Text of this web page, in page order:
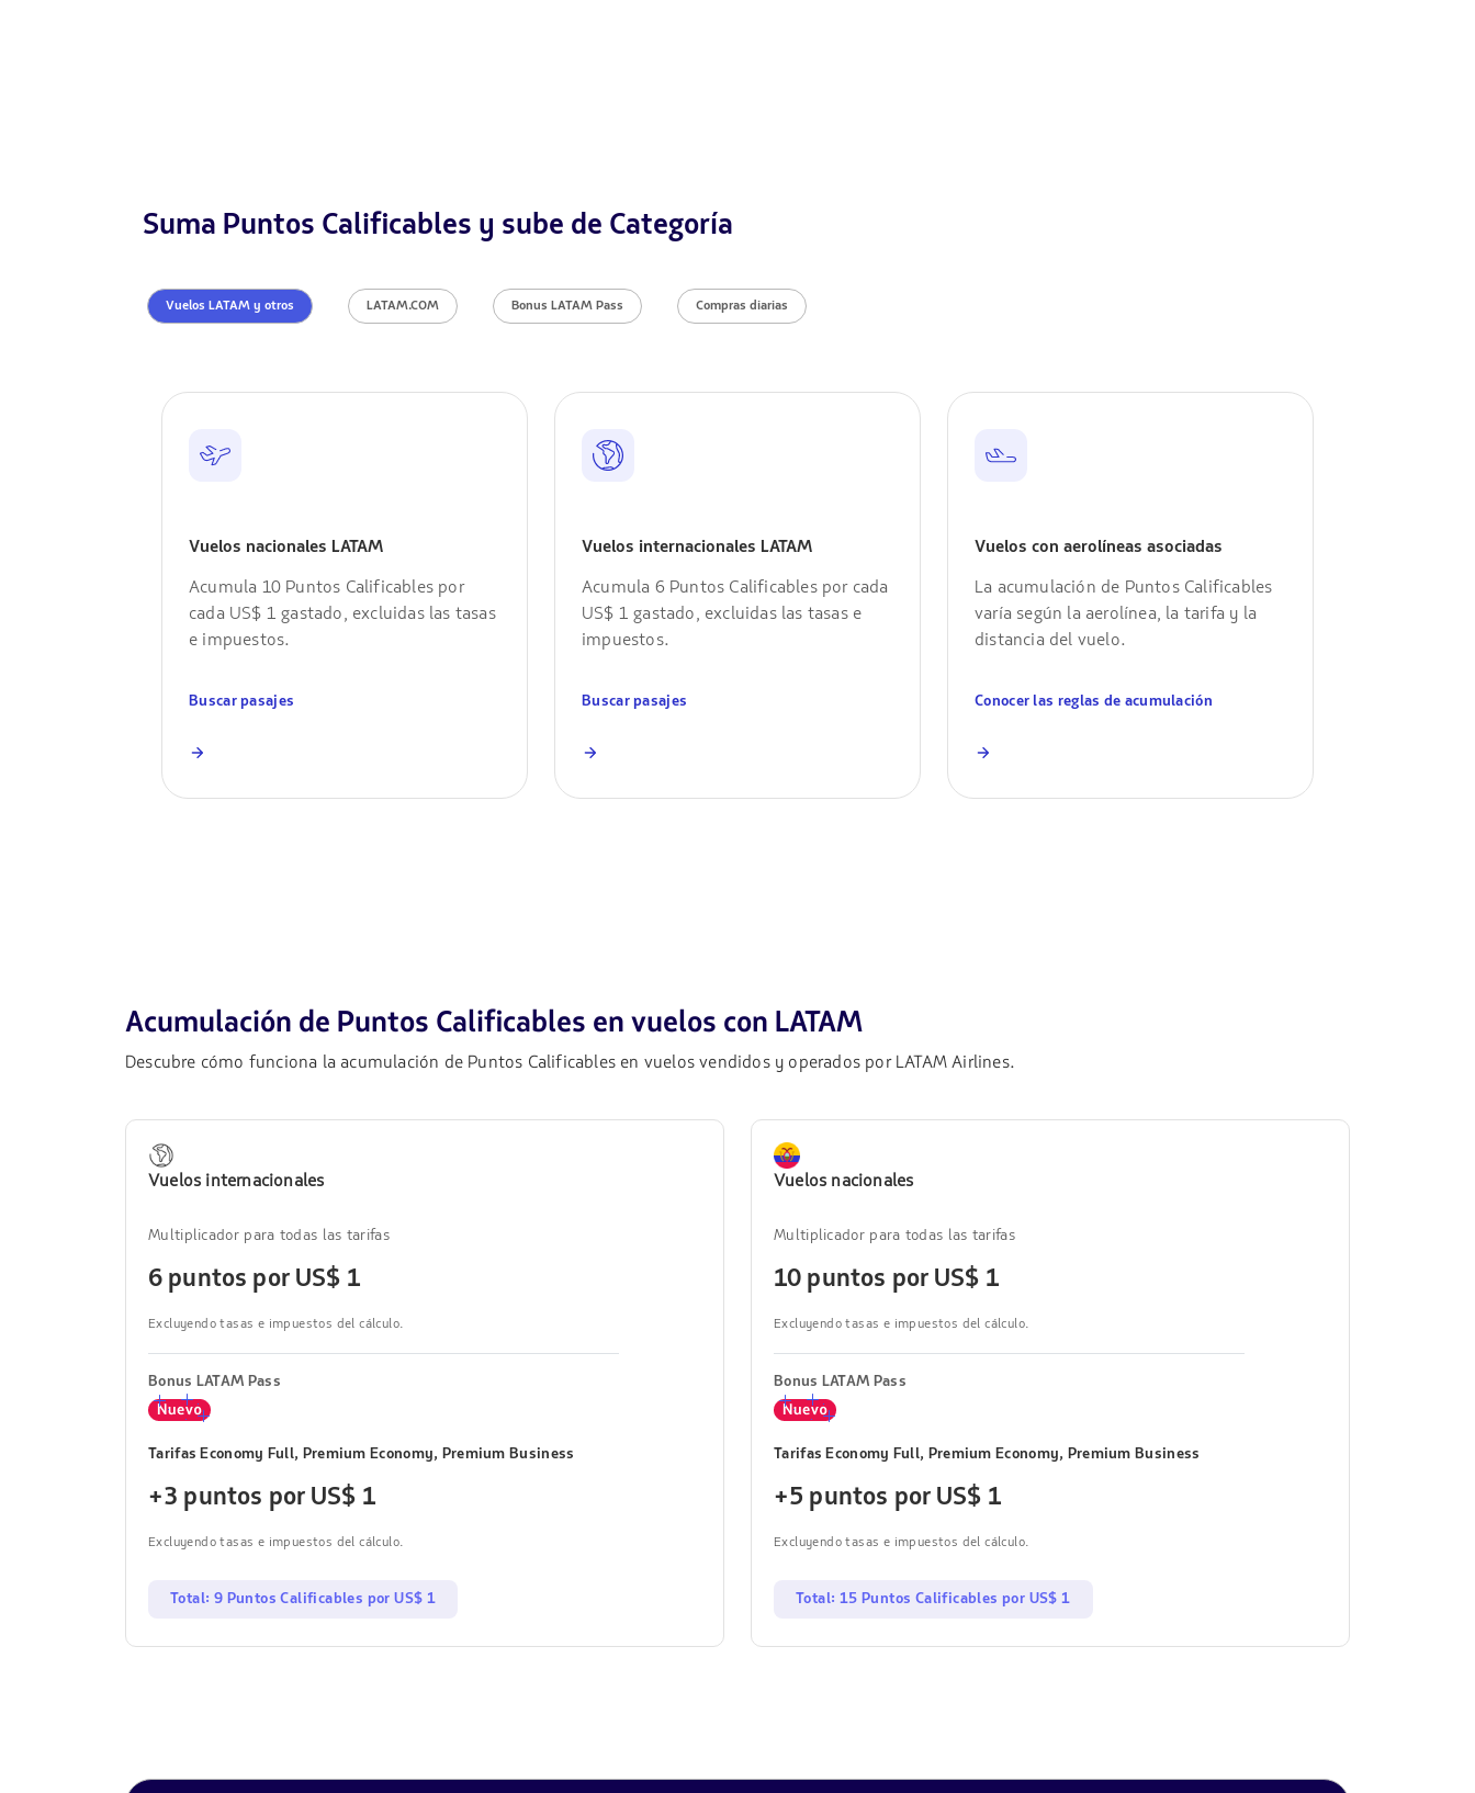
Suma Puntos Calificables y sube de Categoría
Vuelos LATAM y otros LATAM.COM Bonus LATAM Pass Compras diarias
Vuelos nacionales LATAM
Acumula 10 Puntos Calificables por
cada US$ 1 gastado, excluidas las tasas
e impuestos.
Buscar pasajes
Vuelos internacionales LATAM
Acumula 6 Puntos Calificables por cada
US$ 1 gastado, excluidas las tasas e
impuestos.
Buscar pasajes
Vuelos con aerolíneas asociadas
La acumulación de Puntos Calificables
varía según la aerolínea, la tarifa y la
distancia del vuelo.
Conocer las reglas de acumulación
Acumulación de Puntos Calificables en vuelos con LATAM
Descubre cómo funciona la acumulación de Puntos Calificables en vuelos vendidos y operados por LATAM Airlines.
Vuelos internacionales
Multiplicador para todas las tarifas
6 puntos por US$ 1
Excluyendo tasas e impuestos del cálculo.
Bonus LATAM Pass
Tarifas Economy Full, Premium Economy, Premium Business
+3 puntos por US$ 1
Excluyendo tasas e impuestos del cálculo.
Total: 9 Puntos Calificables por US$ 1
Vuelos nacionales
Multiplicador para todas las tarifas
10 puntos por US$ 1
Excluyendo tasas e impuestos del cálculo.
Bonus LATAM Pass
Tarifas Economy Full, Premium Economy, Premium Business
+5 puntos por US$ 1
Excluyendo tasas e impuestos del cálculo.
Total: 15 Puntos Calificables por US$ 1